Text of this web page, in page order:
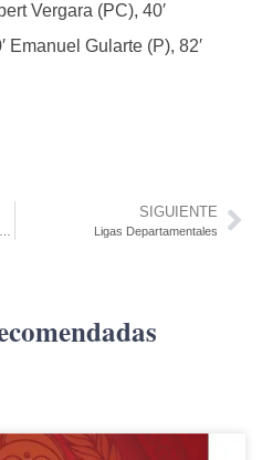
Vergara (PC), 40′
Emanuel Gularte (P), 82′
SIGUIENTE
Ligas Departamentales